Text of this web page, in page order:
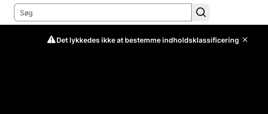
Det lykkedes ikke at bestemme indholdsklassificering